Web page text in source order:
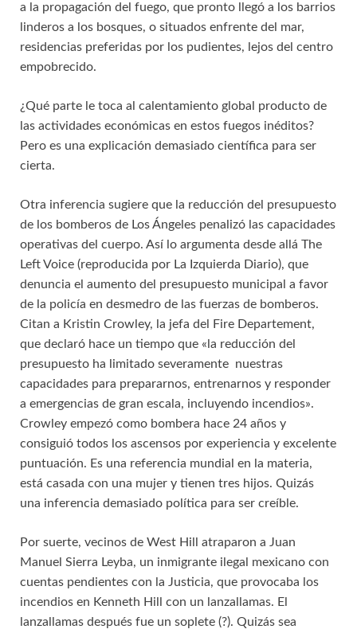
a la propagación del fuego, que pronto llegó a los barrios
linderos a los bosques, o situados enfrente del mar,
residencias preferidas por los pudientes, lejos del centro
empobrecido.
¿Qué parte le toca al calentamiento global producto de
las actividades económicas en estos fuegos inéditos?
Pero es una explicación demasiado científica para ser
cierta.
Otra inferencia sugiere que la reducción del presupuesto
de los bomberos de Los Ángeles penalizó las capacidades
operativas del cuerpo. Así lo argumenta desde allá The
Left Voice (reproducida por La Izquierda Diario), que
denuncia el aumento del presupuesto municipal a favor
de la policía en desmedro de las fuerzas de bomberos.
Citan a Kristin Crowley, la jefa del Fire Departement,
que declaró hace un tiempo que «la reducción del
presupuesto ha limitado severamente nuestras
capacidades para prepararnos, entrenarnos y responder
a emergencias de gran escala, incluyendo incendios».
Crowley empezó como bombera hace 24 años y
consiguió todos los ascensos por experiencia y excelente
puntuación. Es una referencia mundial en la materia,
está casada con una mujer y tienen tres hijos. Quizás
una inferencia demasiado política para ser creíble.
Por suerte, vecinos de West Hill atraparon a Juan
Manuel Sierra Leyba, un inmigrante ilegal mexicano con
cuentas pendientes con la Justicia, que provocaba los
incendios en Kenneth Hill con un lanzallamas. El
lanzallamas después fue un soplete (?). Quizás sea